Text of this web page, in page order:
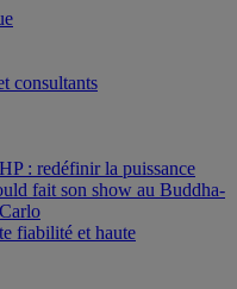
consultants
: redéfinir la puissance
fait son show au Buddha-
fiabilité et haute